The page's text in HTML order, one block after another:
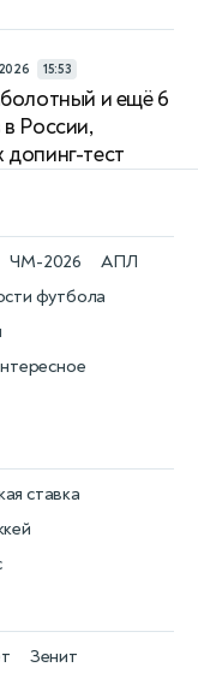
15:53
и ещё 6
России,
тест
футбола
ЧМ-2026 АПЛ
ставка
Зенит